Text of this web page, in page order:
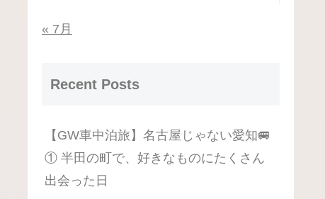
« 7月
Recent Posts
【GW車中泊旅】名古屋じゃない愛知🚐
① 半田の町で、好きなものにたくさん
出会った日